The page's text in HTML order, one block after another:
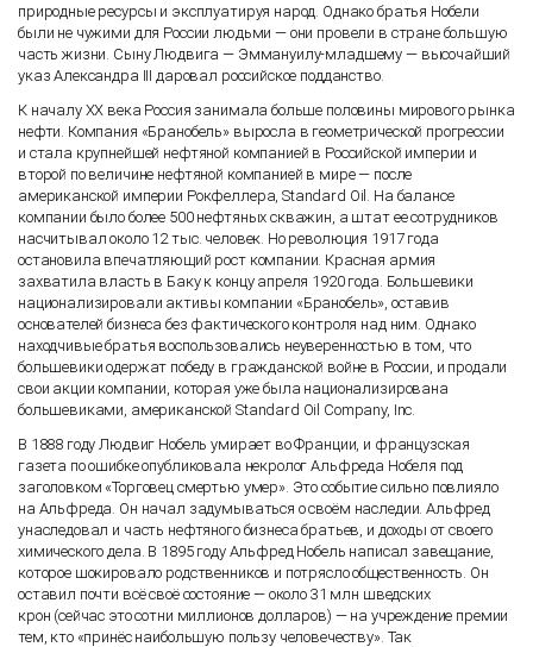
природные ресурсы и эксплуатируя народ. Однако братья Нобели
были не чужими для России людьми — они провели в стране большую
часть жизни. Сыну Людвига — Эммануилу-младшему — высочайший
указ Александра III даровал российское подданство.
К началу XX века Россия занимала больше половины мирового рынка
нефти. Компания «Бранобель» выросла в геометрической прогрессии
и стала крупнейшей нефтяной компанией в Российской империи и
второй по величине нефтяной компанией в мире — после
американской империи Рокфеллера, Standard Oil. На балансе
компании было более 500 нефтяных скважин, а штат ее сотрудников
насчитывал около 12 тыс. человек. Но революция 1917 года
остановила впечатляющий рост компании. Красная армия
захватила власть в Баку к концу апреля 1920 года. Большевики
национализировали активы компании «Бранобель», оставив
основателей бизнеса без фактического контроля над ним. Однако
находчивые братья воспользовались неуверенностью в том, что
большевики одержат победу в гражданской войне в России, и продали
свои акции компании, которая уже была национализирована
большевиками, американской Standard Oil Company, Inc.
В 1888 году Людвиг Нобель умирает во Франции, и французская
газета по ошибке опубликовала некролог Альфреда Нобеля под
заголовком «Торговец смертью умер». Это событие сильно повлияло
на Альфреда. Он начал задумываться о своём наследии. Альфред
унаследовал и часть нефтяного бизнеса братьев, и доходы от своего
химического дела. В 1895 году Альфред Нобель написал завещание,
которое шокировало родственников и потрясло общественность. Он
оставил почти всё своё состояние — около 31 млн шведских
крон (сейчас это сотни миллионов долларов) — на учреждение премии
тем, кто «принёс наибольшую пользу человечеству». Так